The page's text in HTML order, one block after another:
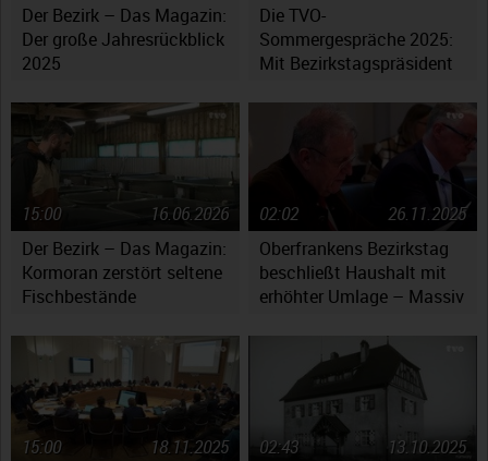
Der Bezirk – Das Magazin:
Der große Jahresrückblick
2025
Die TVO-
Sommergespräche 2025:
Mit Bezirkstagspräsident
Der Bezirk – Das Magazin:
Kormoran zerstört seltene
Fischbestände
16.06.2026
15:00
Oberfrankens Bezirkstag
beschließt Haushalt mit
erhöhter Umlage – Massiv
26.11.2025
02:02
18.11.2025
15:00
13.10.2025
02:43